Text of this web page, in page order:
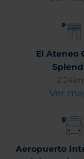
El Ateneo
Ver
Aeropuerto